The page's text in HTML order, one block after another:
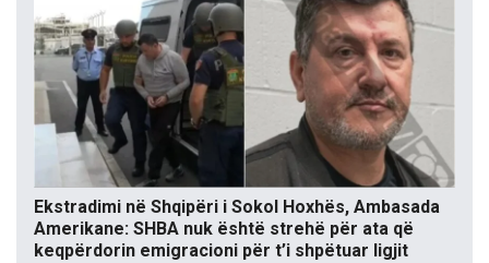
Ekstradimi në Shqipëri i Sokol Hoxhës, Ambasada
Amerikane: SHBA nuk është strehë për ata që
keqpërdorin emigracioni për t’i shpëtuar ligjit